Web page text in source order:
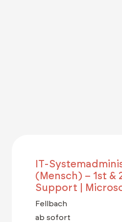
IT-
(Mensch) – 1st &
Support |
Fellbach
ab sofort